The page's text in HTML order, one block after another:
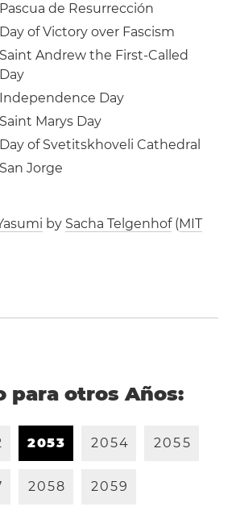
Pascua de Resurrección
Day of Victory over Fascism
Saint Andrew the First-Called
Day
Independence Day
Saint Marys Day
Day of Svetitskhoveli Cathedral
San Jorge
by Sacha Telgenhof(MIT
para otros Años:
2053 2054 2055
2058 2059